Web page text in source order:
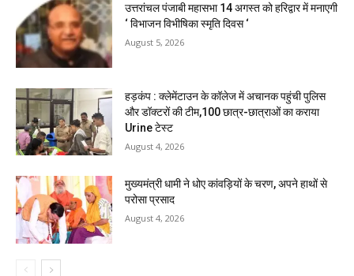
उत्तरांचल पंजाबी महासभा 14 अगस्त को हरिद्वार में मनाएगी
‘ विभाजन विभीषिका स्मृति दिवस ‘
August 5, 2026
हड़कंप : क्लेमेंटाउन के कॉलेज में अचानक पहुंची पुलिस
और डॉक्टरों की टीम,100 छात्र-छात्राओं का कराया
Urine टेस्ट
August 4, 2026
मुख्यमंत्री धामी ने धोए कांवड़ियों के चरण, अपने हाथों से
परोसा प्रसाद
August 4, 2026